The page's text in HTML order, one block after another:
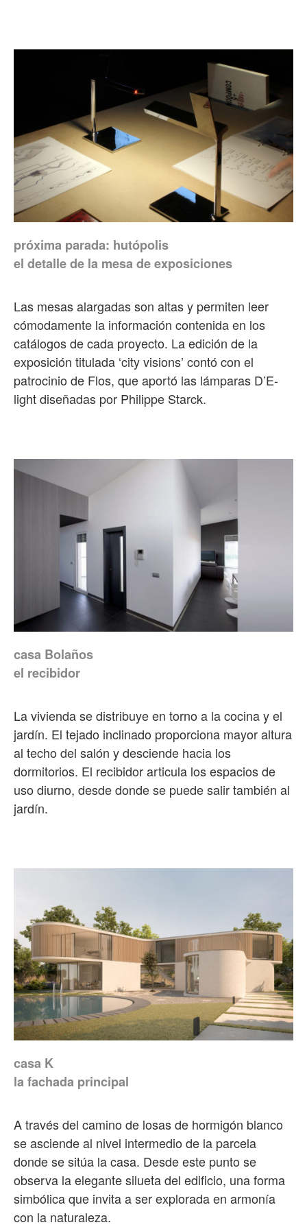
próxima parada: hutópolis
el detalle de la mesa de exposiciones
Las mesas alargadas son altas y permiten leer
cómodamente la información contenida en los
catálogos de cada proyecto. La edición de la
exposición titulada ‘city visions’ contó con el
patrocinio de Flos, que aportó las lámparas D’E-
light diseñadas por Philippe Starck.
casa Bolaños
el recibidor
La vivienda se distribuye en torno a la cocina y el
jardín. El tejado inclinado proporciona mayor altura
al techo del salón y desciende hacia los
dormitorios. El recibidor articula los espacios de
uso diurno, desde donde se puede salir también al
jardín.
casa K
la fachada principal
A través del camino de losas de hormigón blanco
se asciende al nivel intermedio de la parcela
donde se sitúa la casa. Desde este punto se
observa la elegante silueta del edificio, una forma
simbólica que invita a ser explorada en armonía
con la naturaleza.